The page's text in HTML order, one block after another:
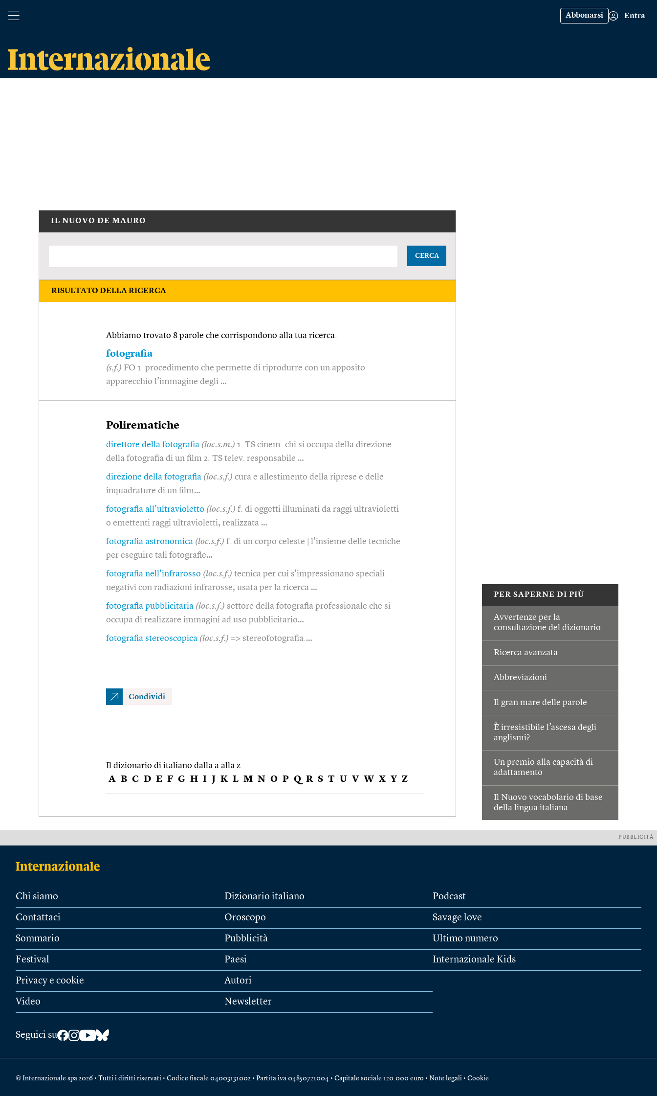
Abbonarsi Entra
PER SAPERNE DI PIÙ
Avvertenze per la
consultazione del dizionario
Ricerca avanzata
Abbreviazioni
Il gran mare delle parole
È irresistibile l’ascesa degli
anglismi?
Un premio alla capacità di
adattamento
Il Nuovo vocabolario di base
della lingua italiana
IL NUOVO DE MAURO
CERCA
RISULTATO DELLA RICERCA
Abbiamo trovato 8 parole che corrispondono alla tua ricerca.
fotografia
(s.f.) FO 1. procedimento che permette di riprodurre con un apposito
apparecchio l’immagine degli …
Polirematiche
direttore della fotografia (loc.s.m.) 1. TS cinem. chi si occupa della direzione
della fotografia di un film 2. TS telev. responsabile …
direzione della fotografia (loc.s.f.) cura e allestimento della riprese e delle
inquadrature di un film…
fotografia all'ultravioletto (loc.s.f.) f. di oggetti illuminati da raggi ultravioletti
o emettenti raggi ultravioletti, realizzata …
fotografia astronomica (loc.s.f.) f. di un corpo celeste | l'insieme delle tecniche
per eseguire tali fotografie…
fotografia nell'infrarosso (loc.s.f.) tecnica per cui s'impressionano speciali
negativi con radiazioni infrarosse, usata per la ricerca …
fotografia pubblicitaria (loc.s.f.) settore della fotografia professionale che si
occupa di realizzare immagini ad uso pubblicitario…
fotografia stereoscopica (loc.s.f.) => stereofotografia.…
Condividi
Il dizionario di italiano dalla a alla z
A B C D E F G H I J K L M N O P Q R S T U V W X Y Z
PUBBLICITÀ
Chi siamo
Contattaci
Sommario
Festival
Privacy e cookie
Video
Dizionario italiano
Oroscopo
Pubblicità
Paesi
Autori
Newsletter
Podcast
Savage love
Ultimo numero
Internazionale Kids
Seguici su
© Internazionale spa 2026 • Tutti i diritti riservati • Codice fiscale 04003131002 • Partita iva 04850721004 • Capitale sociale 120.000 euro • Note legali • Cookie